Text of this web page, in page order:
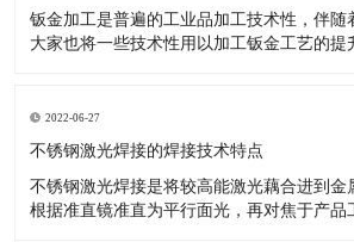
钣金加工是普遍的工业品加工技术性，伴随
大家也将一些技术性用以加工钣金工艺的提
许多厂商的青睐。降低了投入耗费、操作更
道，因为工业品十分
2022-06-27
不锈钢激光焊接的焊接技术特点
不锈钢激光焊接是将较高能激光藕合进到金
根据准直镜准直为平行面光，再对焦于产品